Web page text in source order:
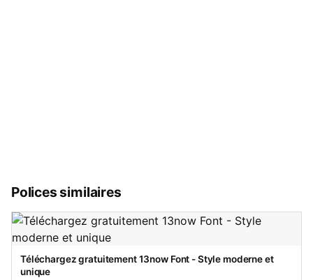
Polices similaires
Téléchargez gratuitement 13now Font - Style moderne et
unique